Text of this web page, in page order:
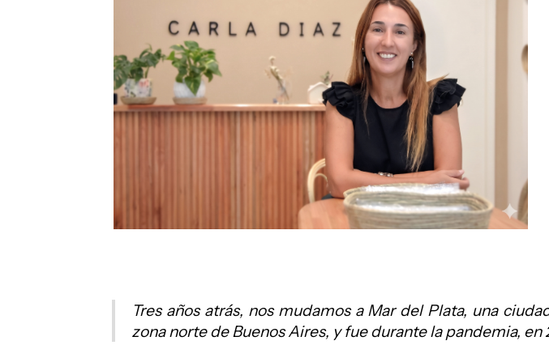
Tres años atrás, nos mudamos a Mar del Plata, una
zona norte de Buenos Aires, y fue durante la pandemia,